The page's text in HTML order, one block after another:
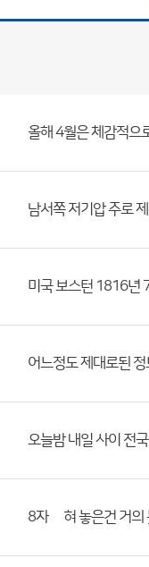
올해 4월은 체감적으
남서쪽 저기압 주로
미국 보스턴 1816년
어느정도 제대로된
오늘밤 내일 사이 전
8자 눞혀 놓은건 거의